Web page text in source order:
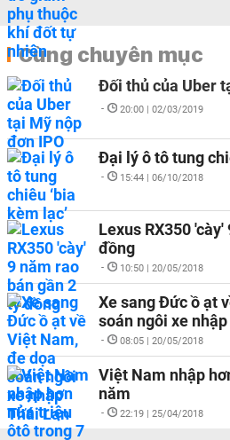
Cùng chuyên mục
Đối thủ của Uber
- 20:00 | 02/03/2019
Đại lý ô tô tung
- 15:44 | 06/10/2018
Lexus RX350
đồng
- 10:50 | 20/05/2018
Xe sang Đức ồ ạt
soán ngôi xe
- 08:05 | 20/05/2018
Việt Nam nhập
năm
- 22:19 | 25/04/2018